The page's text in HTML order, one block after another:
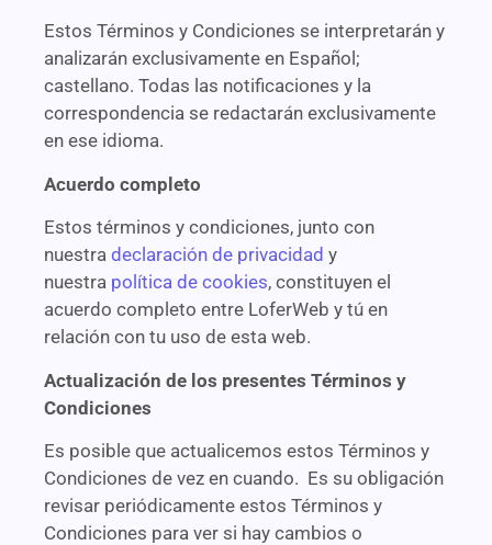
Estos Términos y Condiciones se interpretarán y
analizarán exclusivamente en Español;
castellano. Todas las notificaciones y la
correspondencia se redactarán exclusivamente
en ese idioma.
Acuerdo completo
Estos términos y condiciones, junto con
nuestra declaración de privacidad y
nuestra política de cookies, constituyen el
acuerdo completo entre LoferWeb y tú en
relación con tu uso de esta web.
Actualización de los presentes Términos y
Condiciones
Es posible que actualicemos estos Términos y
Condiciones de vez en cuando. Es su obligación
revisar periódicamente estos Términos y
Condiciones para ver si hay cambios o